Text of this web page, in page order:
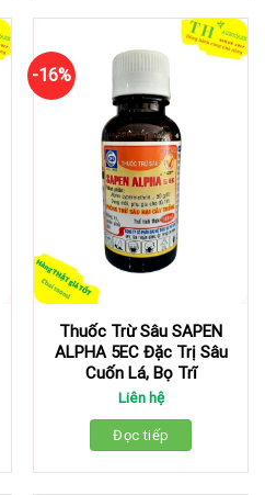
-16%
Thuốc Trừ Sâu SAPEN
ALPHA 5EC Đặc Trị Sâu
Cuốn Lá, Bọ Trĩ
Liên hệ
Đọc tiếp